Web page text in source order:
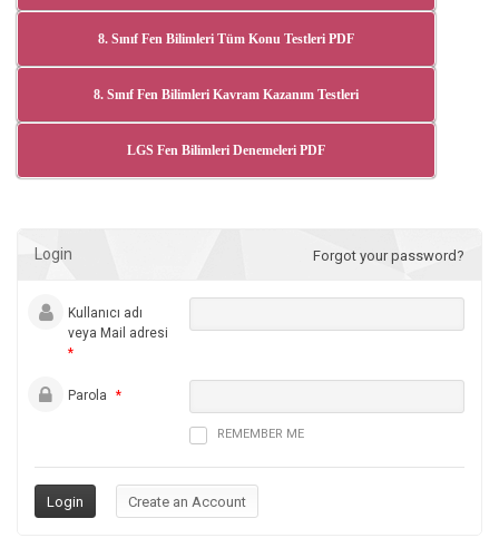
8. Sınıf Fen Bilimleri Tüm Konu Testleri PDF
8. Sınıf Fen Bilimleri Kavram Kazanım Testleri
LGS Fen Bilimleri Denemeleri PDF
Login Forgot your password?
Kullanıcı adı
veya Mail adresi
*
Parola *
REMEMBER ME